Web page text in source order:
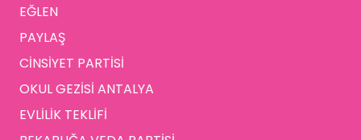
EĞLEN
PAYLAŞ
CİNSİYET PARTİSİ
OKUL GEZİSİ ANTALYA
EVLİLİK TEKLİFİ